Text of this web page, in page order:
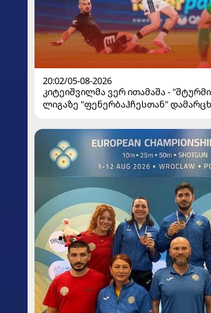
20:02/05-08-2026
კიტეიშვილმა ვერ ითამაშა -
ლიგაზე "ფენერბაჰჩესთან"